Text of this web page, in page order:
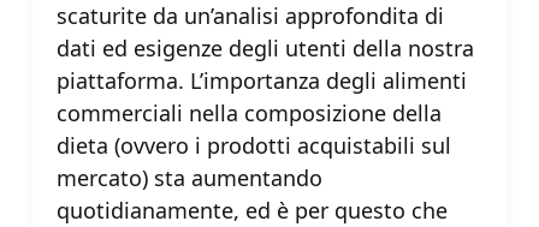
scaturite da un’analisi approfondita di
dati ed esigenze degli utenti della nostra
piattaforma. L’importanza degli alimenti
commerciali nella composizione della
dieta (ovvero i prodotti acquistabili sul
mercato) sta aumentando
quotidianamente, ed è per questo che